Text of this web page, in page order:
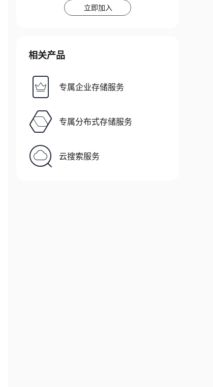
立即加入
相关产品
专属企业存储服务
专属分布式存储服务
云搜索服务